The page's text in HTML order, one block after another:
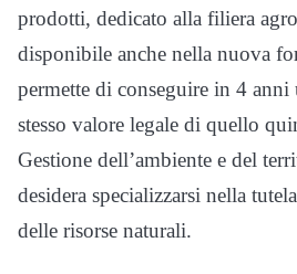
prodotti, dedicato alla filiera
disponibile anche nella nuova
permette di conseguire in 4
stesso valore legale di quello
Gestione dell’ambiente e del
desidera specializzarsi nella
delle risorse naturali.